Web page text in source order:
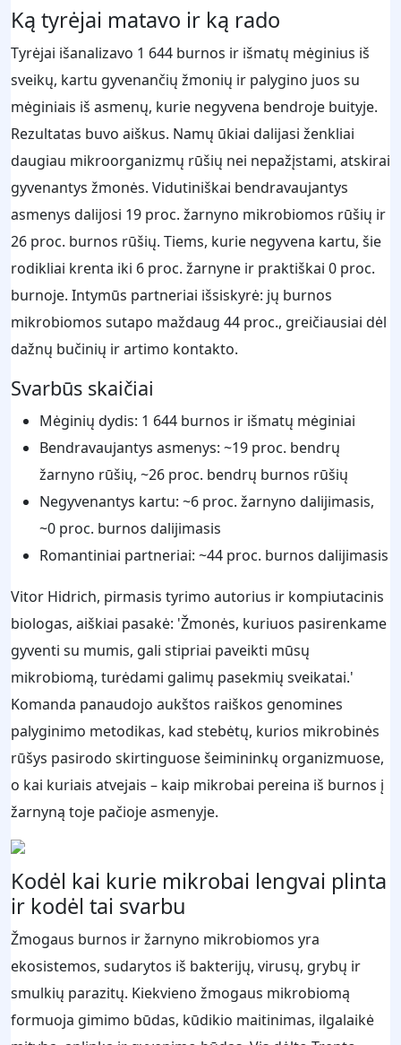
Ką tyrėjai matavo ir ką rado
Tyrėjai išanalizavo 1 644 burnos ir išmatų mėginius iš
sveikų, kartu gyvenančių žmonių ir palygino juos su
mėginiais iš asmenų, kurie negyvena bendroje buityje.
Rezultatas buvo aiškus. Namų ūkiai dalijasi ženkliai
daugiau mikroorganizmų rūšių nei nepažįstami, atskirai
gyvenantys žmonės. Vidutiniškai bendravaujantys
asmenys dalijosi 19 proc. žarnyno mikrobiomos rūšių ir
26 proc. burnos rūšių. Tiems, kurie negyvena kartu, šie
rodikliai krenta iki 6 proc. žarnyne ir praktiškai 0 proc.
burnoje. Intymūs partneriai išsiskyrė: jų burnos
mikrobiomos sutapo maždaug 44 proc., greičiausiai dėl
dažnų bučinių ir artimo kontakto.
Svarbūs skaičiai
Mėginių dydis: 1 644 burnos ir išmatų mėginiai
Bendravaujantys asmenys: ~19 proc. bendrų
žarnyno rūšių, ~26 proc. bendrų burnos rūšių
Negyvenantys kartu: ~6 proc. žarnyno dalijimasis,
~0 proc. burnos dalijimasis
Romantiniai partneriai: ~44 proc. burnos dalijimasis
Vitor Hidrich, pirmasis tyrimo autorius ir kompiutacinis
biologas, aiškiai pasakė: 'Žmonės, kuriuos pasirenkame
gyventi su mumis, gali stipriai paveikti mūsų
mikrobiomą, turėdami galimų pasekmių sveikatai.'
Komanda panaudojo aukštos raiškos genomines
palyginimo metodikas, kad stebėtų, kurios mikrobinės
rūšys pasirodo skirtinguose šeimininkų organizmuose,
o kai kuriais atvejais – kaip mikrobai pereina iš burnos į
žarnyną toje pačioje asmenyje.
Kodėl kai kurie mikrobai lengvai plinta
ir kodėl tai svarbu
Žmogaus burnos ir žarnyno mikrobiomos yra
ekosistemos, sudarytos iš bakterijų, virusų, grybų ir
smulkių parazitų. Kiekvieno žmogaus mikrobiomą
formuoja gimimo būdas, kūdikio maitinimas, ilgalaikė